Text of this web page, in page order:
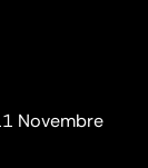
Novembre